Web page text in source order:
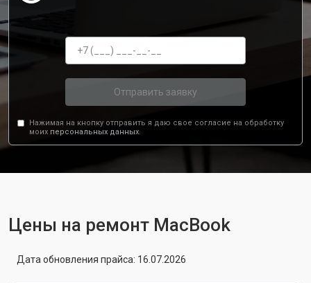
Отправить заявку
Нажимая на кнопку отправить я даю свое согласие на обработку
моих персональных данных.
Цены на ремонт MacBook
Дата обновления прайса: 16.07.2026